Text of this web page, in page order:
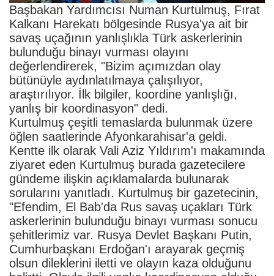
Başbakan Yardımcısı Numan Kurtulmuş, Fırat
Kalkanı Harekatı bölgesinde Rusya'ya ait bir
savaş uçağının yanlışlıkla Türk askerlerinin
bulunduğu binayı vurması olayını
değerlendirerek, "Bizim açımızdan olay
bütünüyle aydınlatılmaya çalışılıyor,
araştırılıyor. İlk bilgiler, koordine yanlışlığı,
yanlış bir koordinasyon" dedi.
Kurtulmuş çeşitli temaslarda bulunmak üzere
öğlen saatlerinde Afyonkarahisar'a geldi.
Kentte ilk olarak Vali Aziz Yıldırım'ı makamında
ziyaret eden Kurtulmuş burada gazetecilere
gündeme ilişkin açıklamalarda bulunarak
sorularını yanıtladı. Kurtulmuş bir gazetecinin,
"Efendim, El Bab'da Rus savaş uçakları Türk
askerlerinin bulunduğu binayı vurması sonucu
şehitlerimiz var. Rusya Devlet Başkanı Putin,
Cumhurbaşkanı Erdoğan'ı arayarak geçmiş
olsun dileklerini iletti ve olayın kaza olduğunu